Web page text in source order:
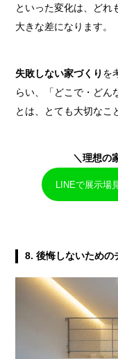
といった変化は、どれ
大きな差になります。
失敗しない家づくり を
らい、「どこで・どん
とは、とても大切なこ
＼理想の
LINEで展示場
8. 後悔しないための